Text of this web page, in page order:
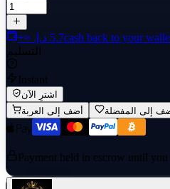
cash back to your
التسليم
Instant
اشترِ الآن
أضف إلى العربة
إلى المفضلة
Payment held in escrow until